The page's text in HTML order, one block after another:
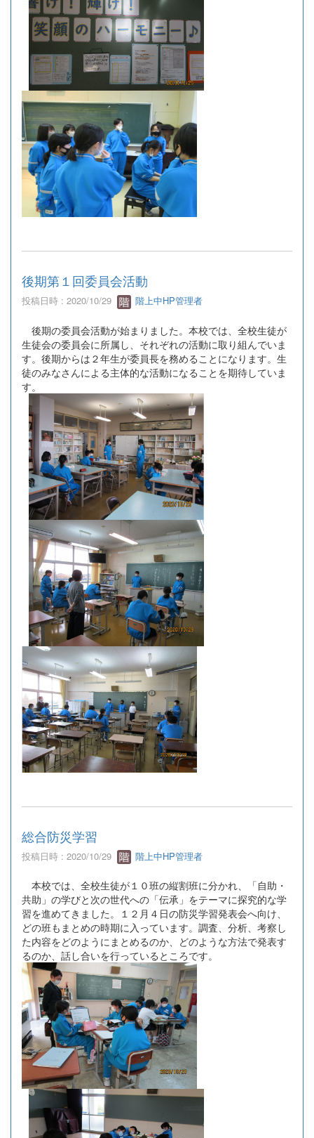
後期第１回委員会活動
投稿日時 : 2020/10/29 階上中HP管理者
後期の委員会活動が始まりました。本校では、全校生徒が
生徒会の委員会に所属し、それぞれの活動に取り組んでいま
す。後期からは２年生が委員長を務めることになります。生
徒のみなさんによる主体的な活動になることを期待していま
す。
総合防災学習
投稿日時 : 2020/10/29 階上中HP管理者
本校では、全校生徒が１０班の縦割班に分かれ、「自助・
共助」の学びと次の世代への「伝承」をテーマに探究的な学
習を進めてきました。１２月４日の防災学習発表会へ向け、
どの班もまとめの時期に入っています。調査、分析、考察し
た内容をどのようにまとめるのか、どのような方法で発表す
るのか、話し合いを行っているところです。